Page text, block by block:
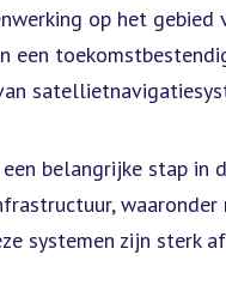
op het
een
belangrijke stap
systemen zijn sterk